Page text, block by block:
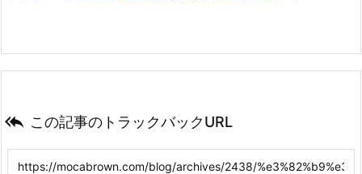
 この記事のトラックバックURL